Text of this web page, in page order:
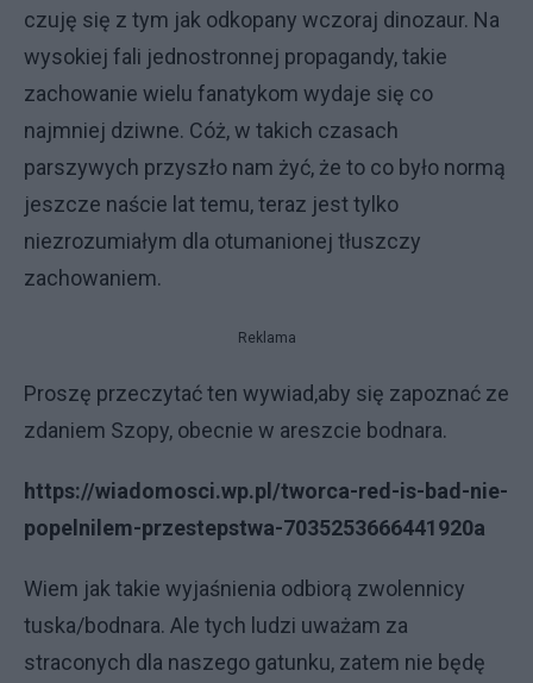
czuję się z tym jak odkopany wczoraj dinozaur. Na
wysokiej fali jednostronnej propagandy, takie
zachowanie wielu fanatykom wydaje się co
najmniej dziwne. Cóż, w takich czasach
parszywych przyszło nam żyć, że to co było normą
jeszcze naście lat temu, teraz jest tylko
niezrozumiałym dla otumanionej tłuszczy
zachowaniem.
Reklama
Proszę przeczytać ten wywiad,aby się zapoznać ze
zdaniem Szopy, obecnie w areszcie bodnara.
https://wiadomosci.wp.pl/tworca-red-is-bad-nie-
popelnilem-przestepstwa-7035253666441920a
Wiem jak takie wyjaśnienia odbiorą zwolennicy
tuska/bodnara. Ale tych ludzi uważam za
straconych dla naszego gatunku, zatem nie będę